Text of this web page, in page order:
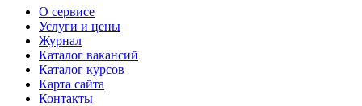
О сервисе
Услуги и цены
Журнал
Каталог вакансий
Каталог курсов
Карта сайта
Контакты